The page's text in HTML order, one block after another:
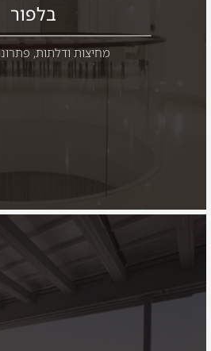
בלפור
מחיצות ודלתות,